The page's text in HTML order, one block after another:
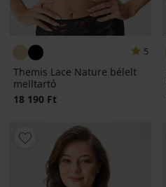
5
Themis Lace Nature bélelt
melltartó
18 190 Ft